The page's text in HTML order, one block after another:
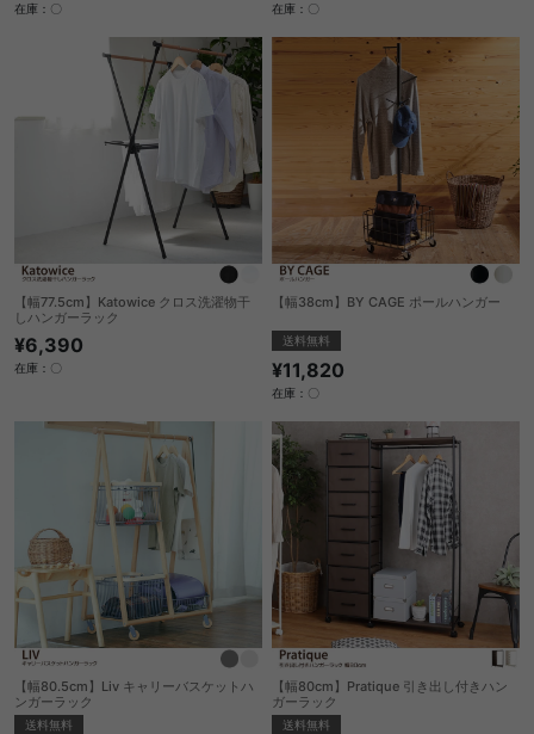
在庫：〇 在庫：〇
【幅77.5cm】Katowice クロス洗濯物干
しハンガーラック
¥6,390
在庫：〇
【幅38cm】BY CAGE ポールハンガー
送料無料
¥11,820
在庫：〇
【幅80.5cm】Liv キャリーバスケットハ
ンガーラック
送料無料
【幅80cm】Pratique 引き出し付きハン
ガーラック
送料無料